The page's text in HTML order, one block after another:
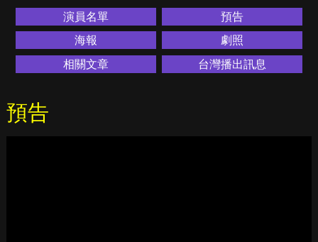
演員名單
預告
海報
劇照
相關文章
台灣播出訊息
預告